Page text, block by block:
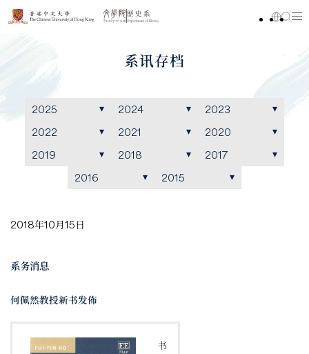
系讯存档
2025 2024
2023
2022
2021
2020
2019
2018
2017
2016
2015
2018年10月15日
系务消息
何佩然教授新书发佈
书